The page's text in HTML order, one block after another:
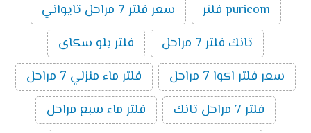
puricom فلتر
سعر فلتر 7 مراحل تايواني
تانك فلتر 7 مراحل
فلتر بلو سكاى
سعر فلتر اكوا 7 مراحل
فلتر ماء منزلي 7 مراحل
فلتر 7 مراحل تانك
فلتر ماء سبع مراحل